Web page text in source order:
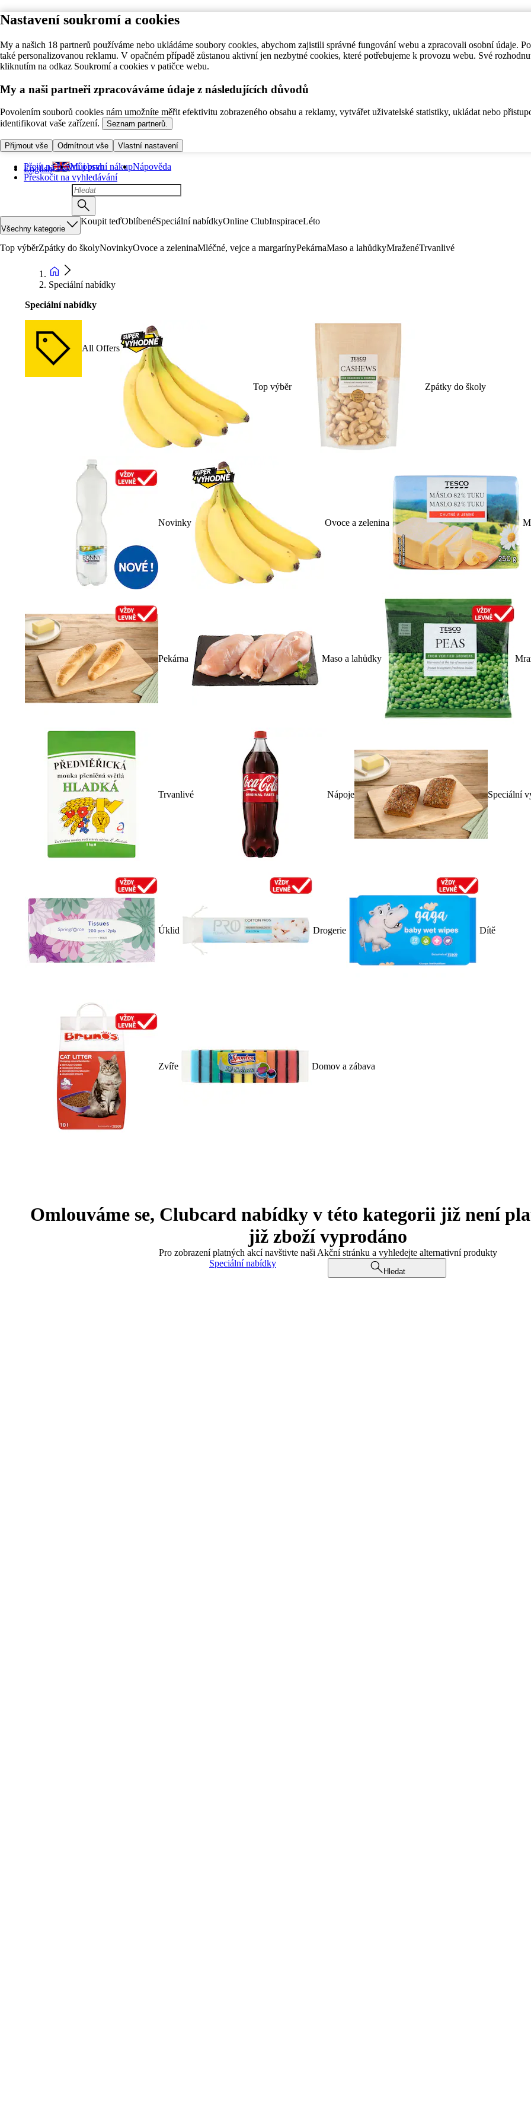
Nastavení soukromí a cookies
My a našich 18 partnerů používáme nebo ukládáme soubory cookies, abychom zajistili správné fungování webu a zpracovali osobní údaje.
také personalizovanou reklamu. V opačném případě zůstanou aktivní jen nezbytné cookies, které potřebujeme k provozu webu. Své
kliknutím na odkaz Soukromí a cookies v patičce webu.
My a naši partneři zpracováváme údaje z následujících důvodů
Povolením souborů cookies nám umožníte měřit efektivitu zobrazeného obsahu a reklamy, vytvářet uživatelské statistiky, ukládat nebo
identifikovat vaše zařízení.
Seznam partnerů.
Přijmout vše Odmítnout vše Vlastní nastavení
Přejít na hlavní obsah
Přeskočit na vyhledávání
English Můj první nákupNápověda
Všechny kategorie
Koupit teďOblíbenéSpeciální nabídkyOnline ClubInspiraceLéto
Top výběrZpátky do školyNovinkyOvoce a zeleninaMléčné, vejce a margarínyPekárnaMaso a lahůdkyMraženéTrvanlivé
Speciální nabídky
Speciální nabídky
All Offers
Top výběr Zpátky do školy
Novinky Ovoce a zelenina
Pekárna Maso a lahůdky
Trvanlivé Nápoje Speciální
Úklid Drogerie Dítě
Zvíře Domov a zábava
Omlouváme se, Clubcard nabídky v této kategorii již není
již zboží vyprodáno
Pro zobrazení platných akcí navštivte naši Akční stránku a vyhledejte alternativní produkty
Speciální nabídky
Hledat